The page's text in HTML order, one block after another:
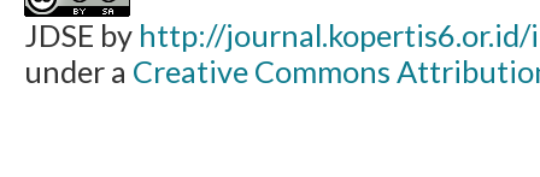
JDSE by http://journal.kopertis6.or.id/
under a Creative Commons